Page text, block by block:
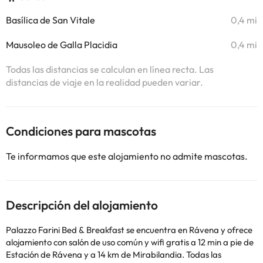
Basílica de San Vitale 0,4 mi
Mausoleo de Galla Placidia 0,4 mi
Todas las distancias se calculan en línea recta. Las
distancias de viaje en la realidad pueden variar.
Condiciones para mascotas
Te informamos que este alojamiento no admite mascotas.
Descripción del alojamiento
Palazzo Farini Bed & Breakfast se encuentra en Rávena y ofrece
alojamiento con salón de uso común y wifi gratis a 12 min a pie de
Estación de Rávena y a 14 km de Mirabilandia. Todas las